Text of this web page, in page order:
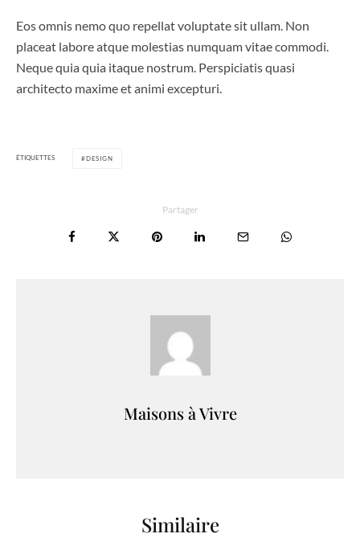
Eos omnis nemo quo repellat voluptate sit ullam. Non
placeat labore atque molestias numquam vitae commodi.
Neque quia quia itaque nostrum. Perspiciatis quasi
architecto maxime et animi excepturi.
ÉTIQUETTES DESIGN
Partager
Maisons à Vivre
Similaire